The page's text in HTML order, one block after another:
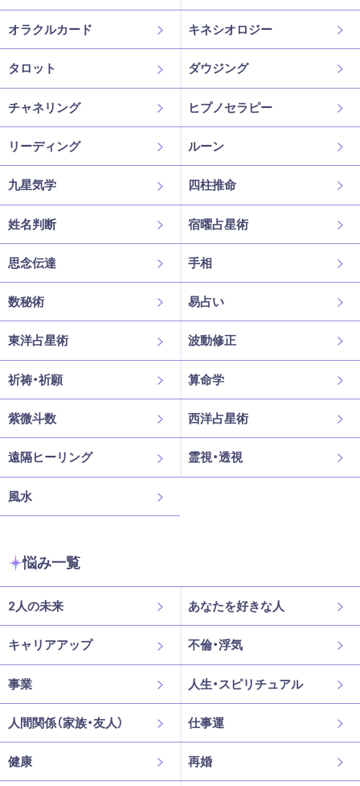
オラクルカード キネシオロジー
タロット ダウジング
チャネリング ヒプノセラピー
リーディング ルーン
九星気学 四柱推命
姓名判断 宿曜占星術
思念伝達 手相
数秘術 易占い
東洋占星術 波動修正
祈祷・祈願 算命学
紫微斗数 西洋占星術
遠隔ヒーリング 霊視・透視
風水
悩み一覧
2人の未来 あなたを好きな人
キャリアアップ 不倫・浮気
事業 人生・スピリチュアル
人間関係（家族・友人） 仕事運
健康 再婚